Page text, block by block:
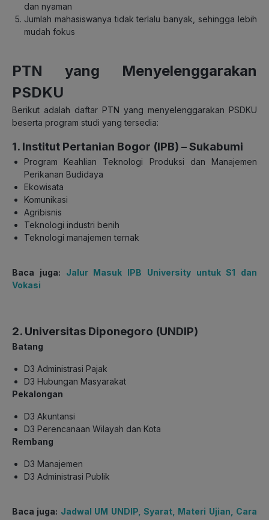
dan nyaman
Jumlah mahasiswanya tidak terlalu banyak, sehingga lebih
mudah fokus
PTN yang Menyelenggarakan
PSDKU
Berikut adalah daftar PTN yang menyelenggarakan PSDKU
beserta program studi yang tersedia:
1. Institut Pertanian Bogor (IPB) – Sukabumi
Program Keahlian Teknologi Produksi dan Manajemen
Perikanan Budidaya
Ekowisata
Komunikasi
Agribisnis
Teknologi industri benih
Teknologi manajemen ternak
Baca juga: Jalur Masuk IPB University untuk S1 dan
Vokasi
2. Universitas Diponegoro (UNDIP)
Batang
D3 Administrasi Pajak
D3 Hubungan Masyarakat
Pekalongan
D3 Akuntansi
D3 Perencanaan Wilayah dan Kota
Rembang
D3 Manajemen
D3 Administrasi Publik
Baca juga: Jadwal UM UNDIP, Syarat, Materi Ujian, Cara